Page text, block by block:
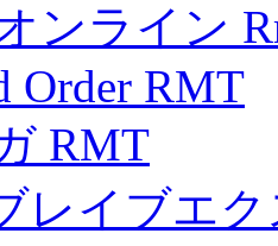
ンライン
Order RMT
RMT
レイブエ